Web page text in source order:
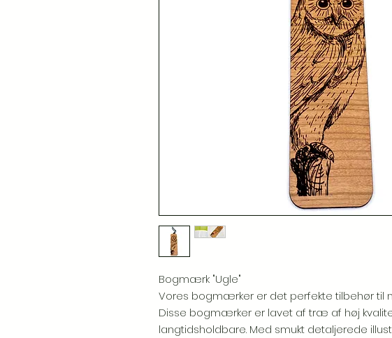
Bogmærk "Ugle"
Vores bogmærker er det perfekte tilbehør til
Disse bogmærker er lavet af træ af høj
langtidsholdbare. Med smukt detaljerede